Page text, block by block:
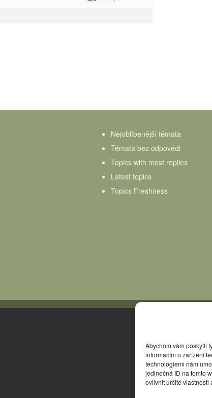
Abychom vám poskytli
informacím o zařízení
technologiemi nám
jedinečná ID na tomto
ovlivnit určité vlastnosti
Nejoblíbenější témata
Témata bez odpovědi
Topics with most replies
Latest topics
Topics Freshness